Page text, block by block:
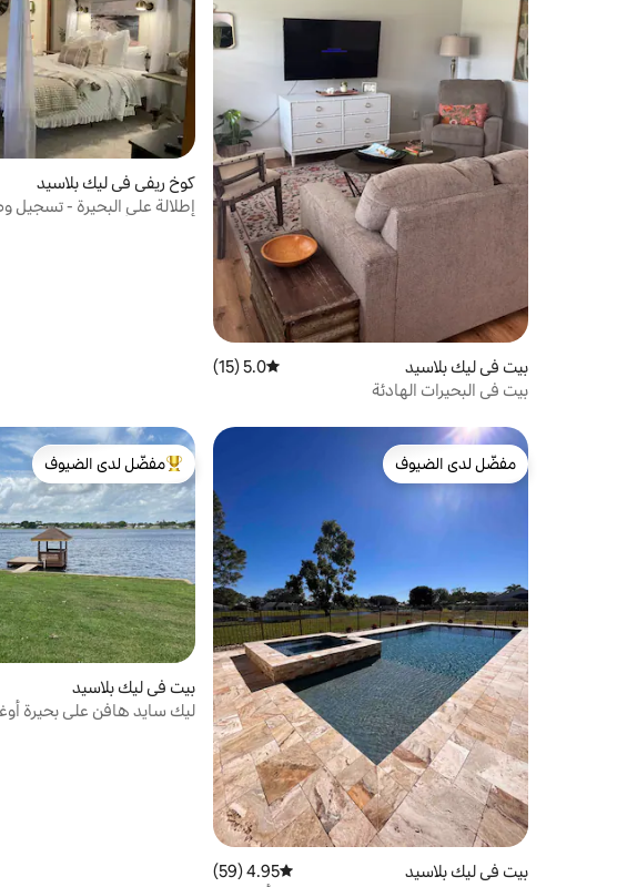
بيت في ليك بلاسيد متوسط التقييم 5.0 من 5، 15 مراجعات
5.0 (15)
بيت في البحيرات الهادئة
كوخ ريفي في ليك بلاسيد
إطلالة على البحيرة -
مفضّل لدى الضيوف
مفضّل لدى الضيوف
بيت في ليك بلاسيد متوسط التقييم 4.95 من 5، 59 مراجعات
4.95 (59)
من أبرز البيوت المفضّلة
مفضّل لدى الضيوف
بيت في ليك بلاسيد
ليك سايد هافن على بحيرة